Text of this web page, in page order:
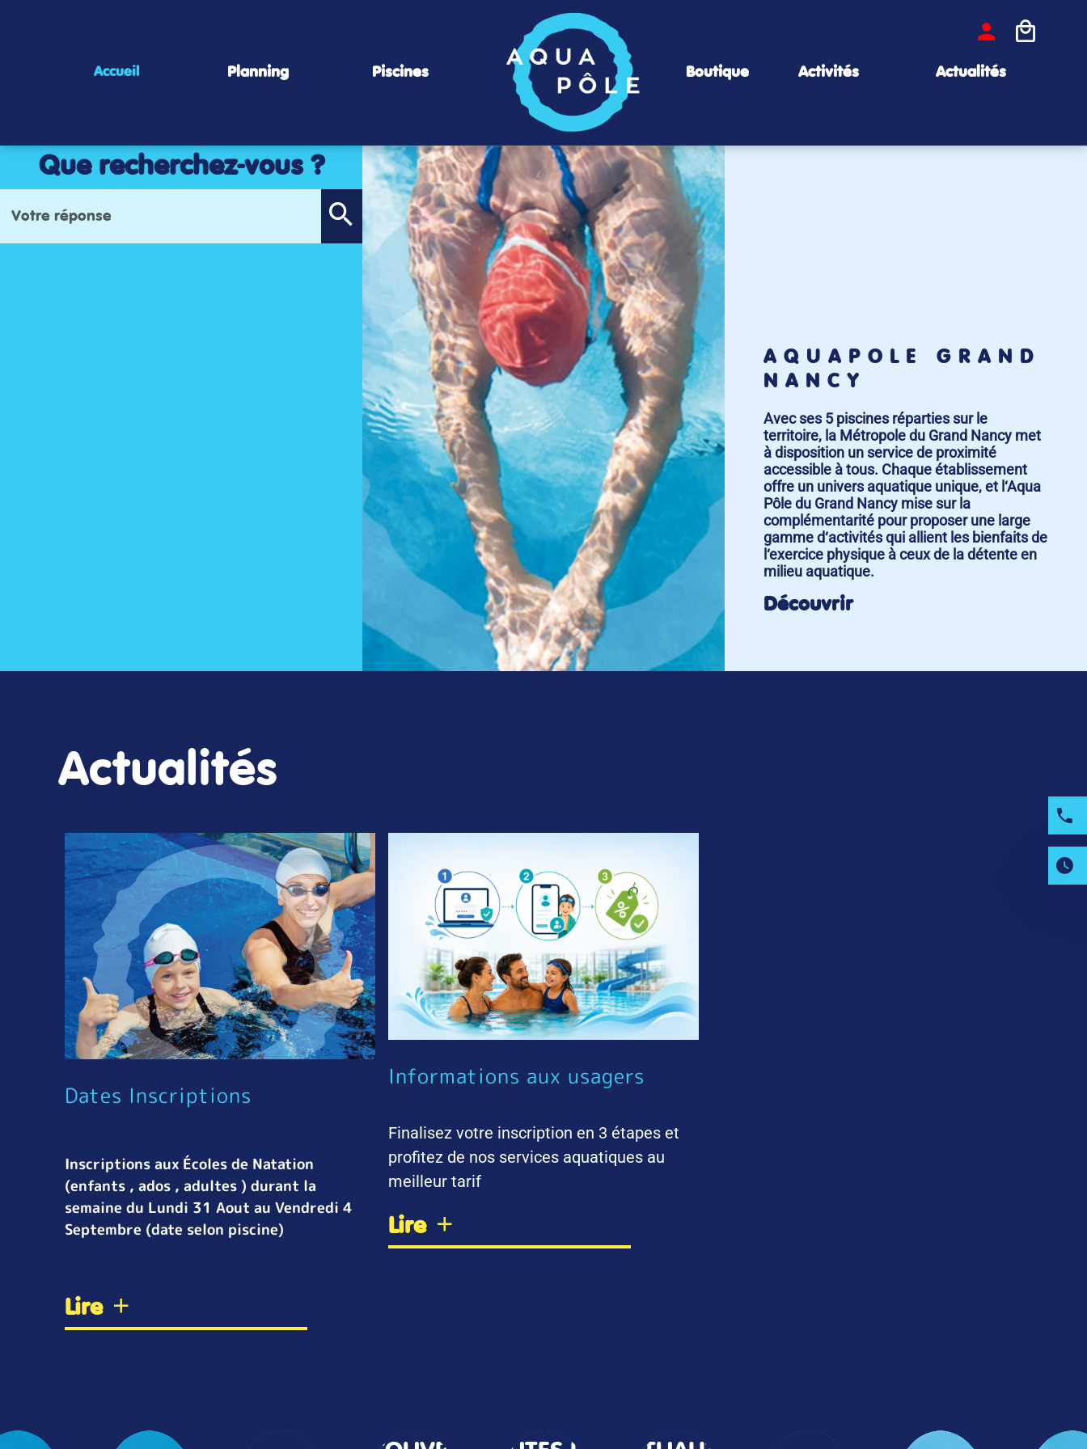
Accueil Planning Piscines Boutique Activités Actualités
Que recherchez-vous ?
AQUAPÔLE GRAND
NANCY
Avec ses 5 piscines réparties sur le
territoire, la Métropole du Grand Nancy met
à disposition un service de proximité
accessible à tous. Chaque établissement
offre un univers aquatique unique, et l‘Aqua
Pôle du Grand Nancy mise sur la
complémentarité pour proposer une large
gamme d‘activités qui allient les bienfaits de
l‘exercice physique à ceux de la détente en
milieu aquatique.
Découvrir
Actualités
Dates Inscriptions
Inscriptions aux Écoles de Natation
(enfants , ados , adultes ) durant la
semaine du Lundi 31 Aout au Vendredi 4
Septembre (date selon piscine)
Lire
Informations aux usagers
Finalisez votre inscription en 3 étapes et
profitez de nos services aquatiques au
meilleur tarif
Lire